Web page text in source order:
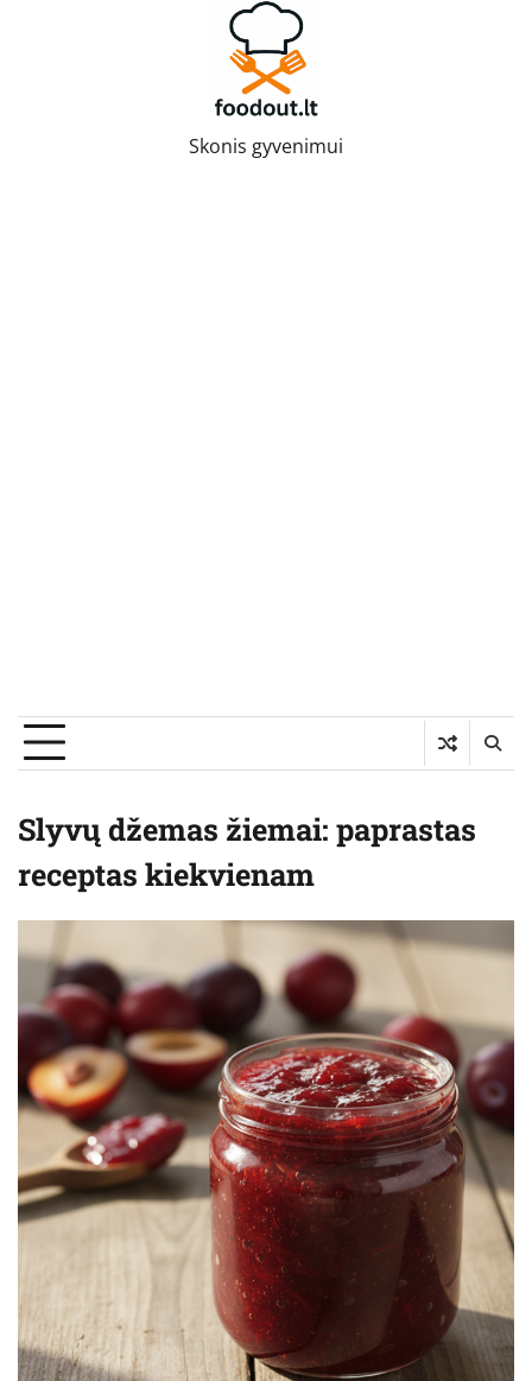
Skonis gyvenimui
Slyvų džemas žiemai: paprastas
receptas kiekvienam